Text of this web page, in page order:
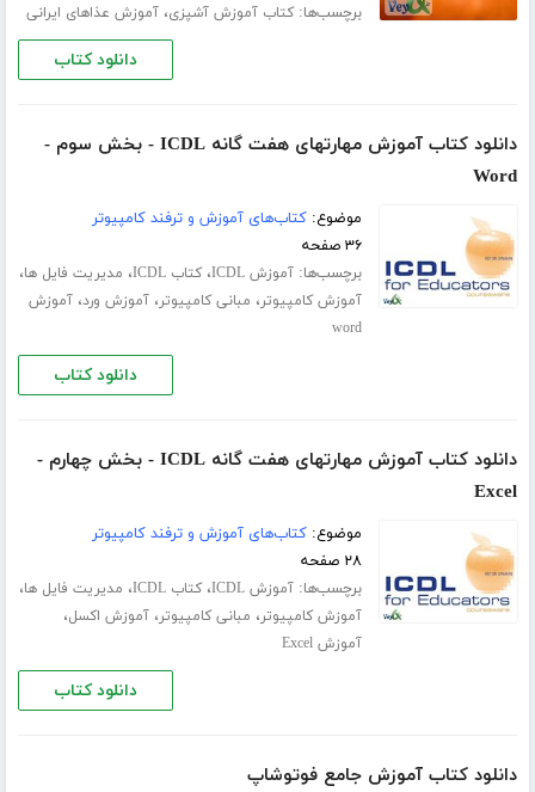
برچسب‌ها:کتاب آموزش آشپزی،آموزش عذاهای ایرانی
دانلود کتاب
دانلود کتاب آموزش مهارتهای هفت گانه ICDL - بخش سوم -
Word
موضوع:کتاب‌های آموزش و ترفند کامپیوتر
۳۶ صفحه
برچسب‌ها:آموزش ICDL ،کتاب ICDL ، مدیریت فایل ها،
آموزش کامپیوتر، مبانی کامپیوتر،آموزش ورد،آموزش
word
دانلود کتاب
دانلود کتاب آموزش مهارتهای هفت گانه ICDL - بخش چهارم -
Excel
موضوع:کتاب‌های آموزش و ترفند کامپیوتر
۲۸ صفحه
برچسب‌ها:آموزش ICDL ،کتاب ICDL ، مدیریت فایل ها،
آموزش کامپیوتر، مبانی کامپیوتر،آموزش اکسل،
آموزش Excel
دانلود کتاب
دانلود کتاب آموزش جامع فوتوشاپ